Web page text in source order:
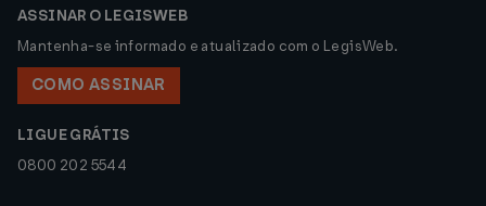
ASSINAR O LEGISWEB
Mantenha-se informado e atualizado com o LegisWeb.
COMO ASSINAR
LIGUE GRÁTIS
0800 202 5544